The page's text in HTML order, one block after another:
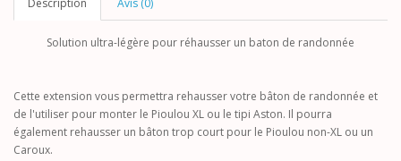
Description Avis (0)
Solution ultra-légère pour réhausser un baton de randonnée
Cette extension vous permettra rehausser votre bâton de randonnée et
de l'utiliser pour monter le Pioulou XL ou le tipi Aston. Il pourra
également rehausser un bâton trop court pour le Pioulou non-XL ou un
Caroux.